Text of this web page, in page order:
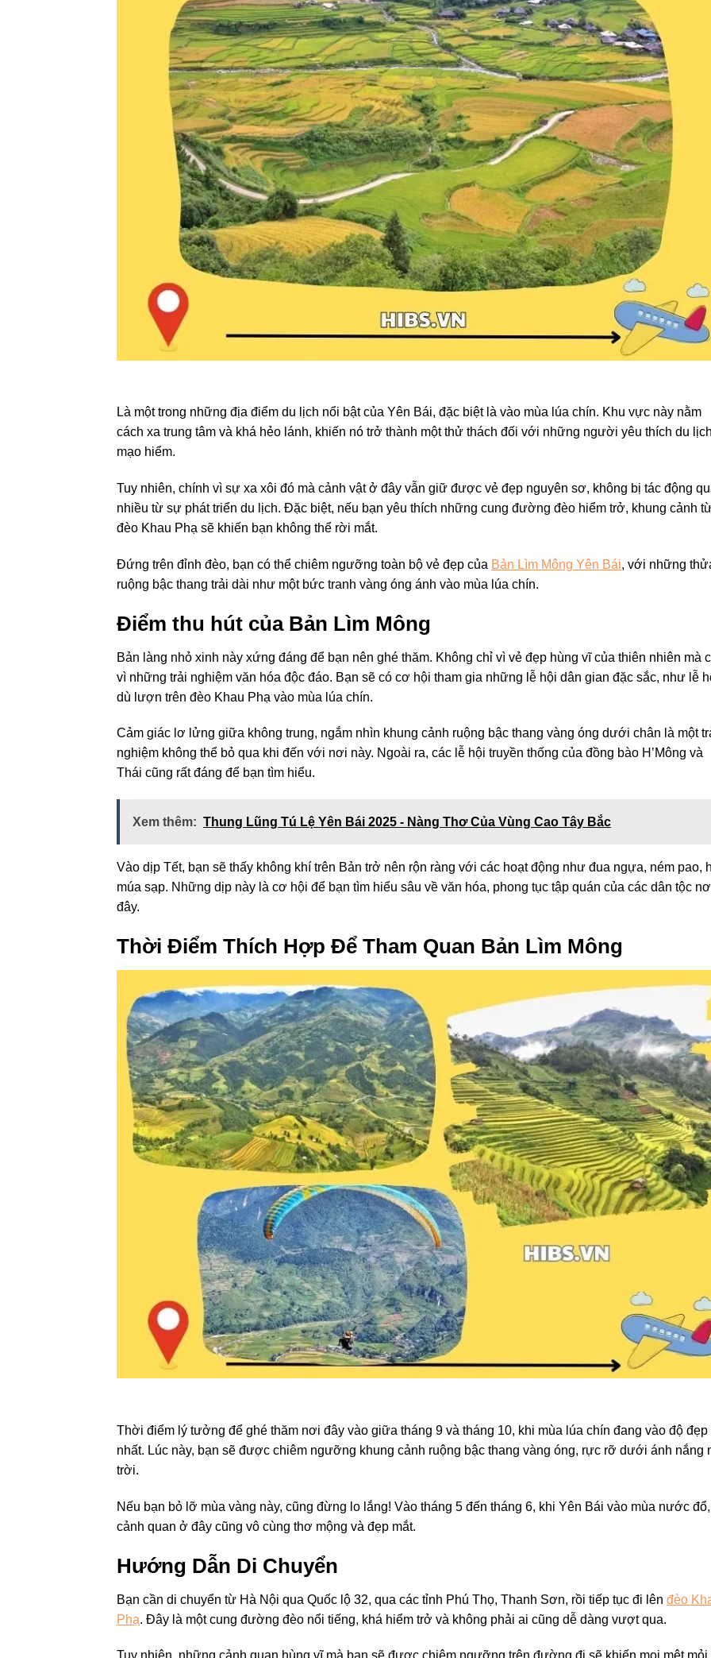
Là một trong những địa điểm du lịch nổi bật của Yên Bái, đặc biệt là vào mùa lúa chín. Khu vực này nằm
cách xa trung tâm và khá hẻo lánh, khiến nó trở thành một thử thách đối với những người yêu thích du lịch
mạo hiểm.
Tuy nhiên, chính vì sự xa xôi đó mà cảnh vật ở đây vẫn giữ được vẻ đẹp nguyên sơ, không bị tác động
nhiều từ sự phát triển du lịch. Đặc biệt, nếu bạn yêu thích những cung đường đèo hiểm trở, khung cảnh
đèo Khau Phạ sẽ khiến bạn không thể rời mắt.
Đứng trên đỉnh đèo, bạn có thể chiêm ngưỡng toàn bộ vẻ đẹp của Bản Lìm Mông Yên Bái, với những
ruộng bậc thang trải dài như một bức tranh vàng óng ánh vào mùa lúa chín.
Điểm thu hút của Bản Lìm Mông
Bản làng nhỏ xinh này xứng đáng để bạn nên ghé thăm. Không chỉ vì vẻ đẹp hùng vĩ của thiên nhiên mà
vì những trải nghiệm văn hóa độc đáo. Bạn sẽ có cơ hội tham gia những lễ hội dân gian đặc sắc, như lễ
dù lượn trên đèo Khau Phạ vào mùa lúa chín.
Cảm giác lơ lửng giữa không trung, ngắm nhìn khung cảnh ruộng bậc thang vàng óng dưới chân là một
nghiệm không thể bỏ qua khi đến với nơi này. Ngoài ra, các lễ hội truyền thống của đồng bào H’Mông và
Thái cũng rất đáng để bạn tìm hiểu.
Xem thêm: Thung Lũng Tú Lệ Yên Bái 2025 - Nàng Thơ Của Vùng Cao Tây Bắc
Vào dịp Tết, bạn sẽ thấy không khí trên Bản trở nên rộn ràng với các hoạt động như đua ngựa, ném pao,
múa sạp. Những dịp này là cơ hội để bạn tìm hiểu sâu về văn hóa, phong tục tập quán của các dân tộc
đây.
Thời Điểm Thích Hợp Để Tham Quan Bản Lìm Mông
Thời điểm lý tưởng để ghé thăm nơi đây vào giữa tháng 9 và tháng 10, khi mùa lúa chín đang vào độ đẹp
nhất. Lúc này, bạn sẽ được chiêm ngưỡng khung cảnh ruộng bậc thang vàng óng, rực rỡ dưới ánh nắng
trời.
Nếu bạn bỏ lỡ mùa vàng này, cũng đừng lo lắng! Vào tháng 5 đến tháng 6, khi Yên Bái vào mùa nước đổ,
cảnh quan ở đây cũng vô cùng thơ mộng và đẹp mắt.
Hướng Dẫn Di Chuyển
Bạn cần di chuyển từ Hà Nội qua Quốc lộ 32, qua các tỉnh Phú Thọ, Thanh Sơn, rồi tiếp tục đi lên đèo
Phạ. Đây là một cung đường đèo nổi tiếng, khá hiểm trở và không phải ai cũng dễ dàng vượt qua.